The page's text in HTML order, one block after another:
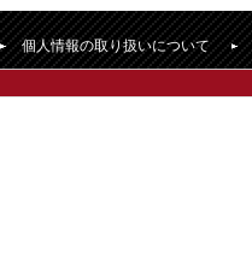
個人情報の取り扱いについて